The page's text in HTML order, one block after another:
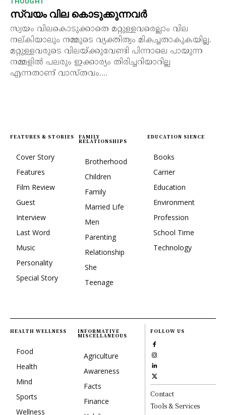
സ്വയം വില കൊടുക്കുന്നവർ
സ്വയം വിലകൊടുക്കാതെ മറ്റുള്ളവരെല്ലാം വില
നല്കിയാലും നമ്മുടെ വ്യക്തിത്വം മികച്ചതാകുകയില്ല.
മറ്റുള്ളവരുടെ വിലയ്ക്കുവേണ്ടി പിന്നാലെ പായുന്ന
നമ്മളിൽ പലരും ഇക്കാര്യം തിരിച്ചറിയാറില്ല
എന്നതാണ് വാസ്തവം....
FEATURES & STORIES
Cover Story
Features
Film Review
Guest
Interview
Last Word
Music
Personality
Special Story
FAMILY
RELATIONSHIPS
Brotherhood
Children
Family
Married Life
Men
Parenting
Relationship
She
Teenage
EDUCATION SIENCE
Books
Carrier
Education
Environment
Profession
School Time
Technology
HEALTH WELLNESS
Food
Health
Mind
Sports
Wellness
INFORMATIVE
MISCELLANEOUS
Agriculture
Awareness
Facts
Finance
FOLLOW US
Contact
Tools & Services